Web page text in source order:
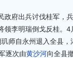
政府出兵讨伐桂军，
领李明瑞倒戈反桂。
师自永州退入全县
逐次由黄沙河向全县